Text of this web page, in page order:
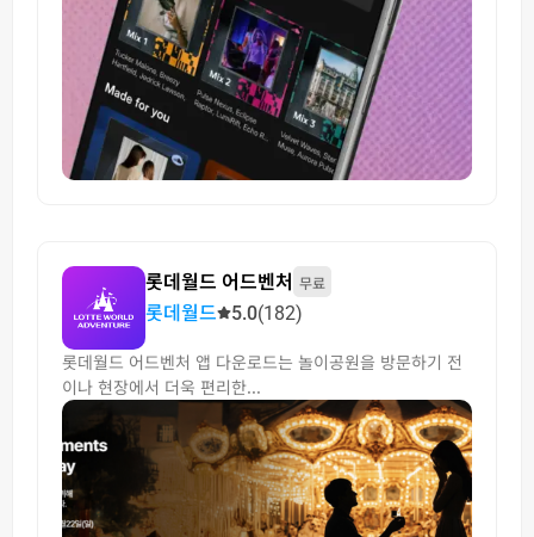
롯데월드 어드벤처 무료
롯데월드 5.0(182)
롯데월드 어드벤처 앱 다운로드는 놀이공원을 방문하기 전
이나 현장에서 더욱 편리한...